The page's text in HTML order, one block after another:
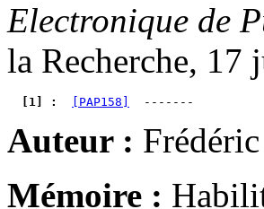
Electronique de
la Recherche, 17
  [1] :
[PAP158]
Auteur :
Mémoire :